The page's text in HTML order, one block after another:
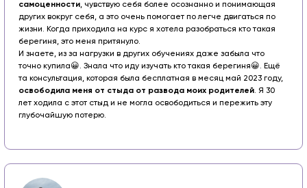
самоценности, чувствую себя более осознанно и понимающая
других вокруг себя, а это очень помогает по легче двигаться по
жизни. Когда приходила на курс я хотела разобраться кто такая
берегиня, это меня притянуло.
И знаете, из за нагрузки в других обучениях даже забыла что
точно купила😀. Знала что иду изучать кто такая берегиня😀. Ещё
та консультация, которая была бесплатная в месяц май 2023 году,
освободила меня от стыда от развода моих родителей. Я 30
лет ходила с этот стыд и не могла освободиться и пережить эту
глубочайшую потерю.